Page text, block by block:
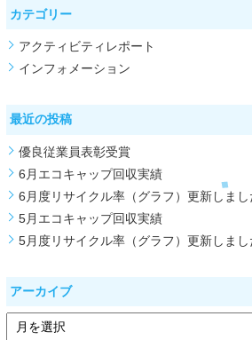
カテゴリー
アクティビティレポート
インフォメーション
最近の投稿
優良従業員表彰受賞
6月エコキャップ回収実績
6月度リサイクル率（グラフ）更新しまし
5月エコキャップ回収実績
5月度リサイクル率（グラフ）更新しまし
アーカイブ